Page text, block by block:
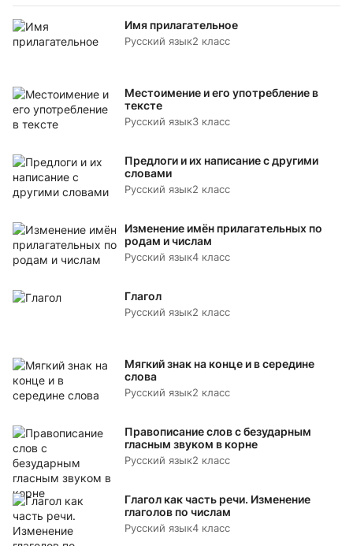
Имя прилагательное
Русский язык2 класс
Местоимение и его употребление в
тексте
Русский язык3 класс
Предлоги и их написание с другими
словами
Русский язык2 класс
Изменение имён прилагательных по
родам и числам
Русский язык4 класс
Глагол
Русский язык2 класс
Мягкий знак на конце и в середине
слова
Русский язык2 класс
Правописание слов с безударным
гласным звуком в корне
Русский язык2 класс
Глагол как часть речи. Изменение
глаголов по числам
Русский язык4 класс